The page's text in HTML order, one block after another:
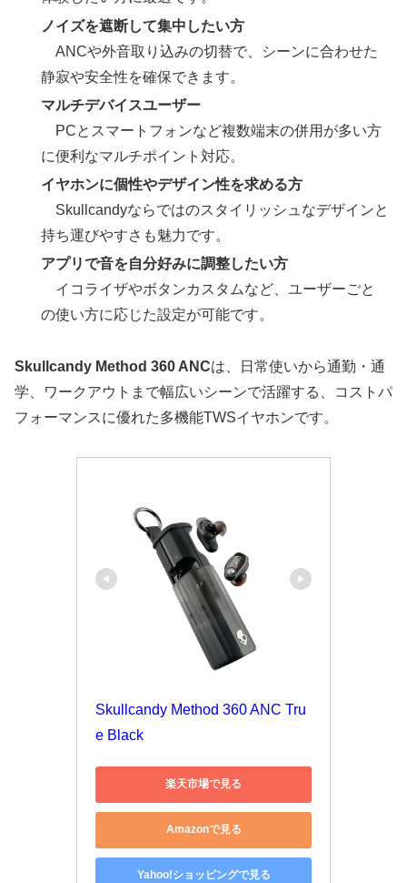
ノイズを遮断して集中したい方
ANCや外音取り込みの切替で、シーンに合わせた
静寂や安全性を確保できます。
マルチデバイスユーザー
PCとスマートフォンなど複数端末の併用が多い方
に便利なマルチポイント対応。
イヤホンに個性やデザイン性を求める方
Skullcandyならではのスタイリッシュなデザインと
持ち運びやすさも魅力です。
アプリで音を自分好みに調整したい方
イコライザやボタンカスタムなど、ユーザーごと
の使い方に応じた設定が可能です。
Skullcandy Method 360 ANCは、日常使いから通勤・通
学、ワークアウトまで幅広いシーンで活躍する、コストパ
フォーマンスに優れた多機能TWSイヤホンです。
Skullcandy Method 360 ANC Tru
e Black
楽天市場で見る
Amazonで見る
Yahoo!ショッピングで見る